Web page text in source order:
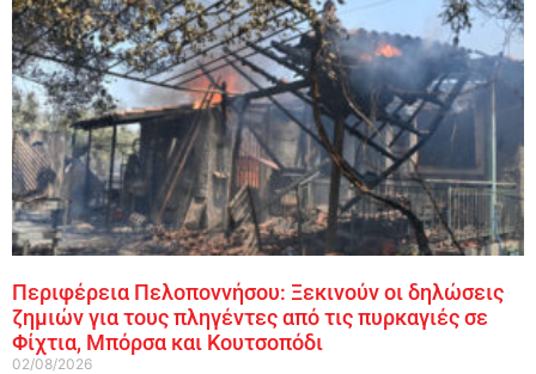
Περιφέρεια Πελοποννήσου: Ξεκινούν οι δηλώσεις
ζημιών για τους πληγέντες από τις πυρκαγιές σε
Φίχτια, Μπόρσα και Κουτσοπόδι
02/08/2026